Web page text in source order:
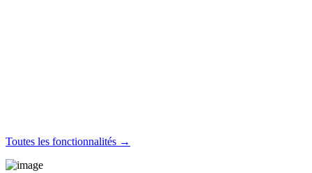
Toutes les fonctionnalités →